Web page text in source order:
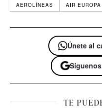
AEROLÍNEAS AIR EUROPA
Únete al
TE